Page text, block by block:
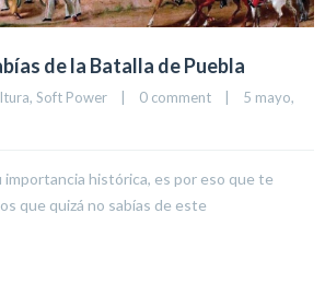
de la Batalla de Puebla
, Soft Power | 0 comment |
5 mayo,
importancia histórica, es por eso que te
que quizá no sabías de este